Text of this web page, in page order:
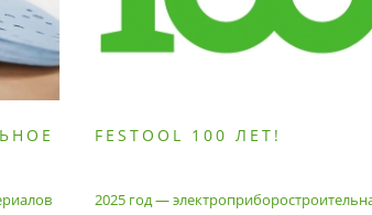
FESTOOL 100 ЛЕТ!
2025 год —